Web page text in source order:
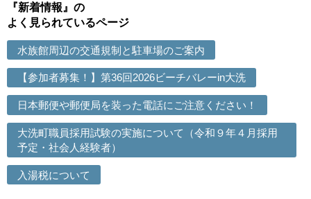
『新着情報』の
よく見られているページ
水族館周辺の交通規制と駐車場のご案内
【参加者募集！】第36回2026ビーチバレーin大洗
日本郵便や郵便局を装った電話にご注意ください！
大洗町職員採用試験の実施について（令和９年４月採用
予定・社会人経験者）
入湯税について